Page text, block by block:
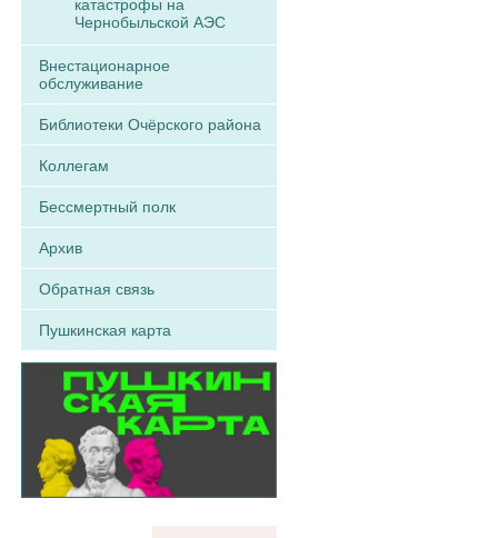
катастрофы на
Чернобыльской АЭС
Внестационарное
обслуживание
Библиотеки Очёрского района
Коллегам
Бессмертный полк
Архив
Обратная связь
Пушкинская карта